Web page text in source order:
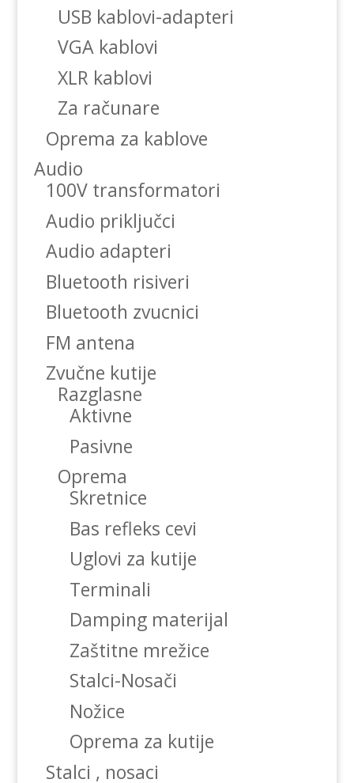
USB kablovi-adapteri
VGA kablovi
XLR kablovi
Za računare
Oprema za kablove
Audio
100V transformatori
Audio priključci
Audio adapteri
Bluetooth risiveri
Bluetooth zvucnici
FM antena
Zvučne kutije
Razglasne
Aktivne
Pasivne
Oprema
Skretnice
Bas refleks cevi
Uglovi za kutije
Terminali
Damping materijal
Zaštitne mrežice
Stalci-Nosači
Nožice
Oprema za kutije
Stalci , nosaci